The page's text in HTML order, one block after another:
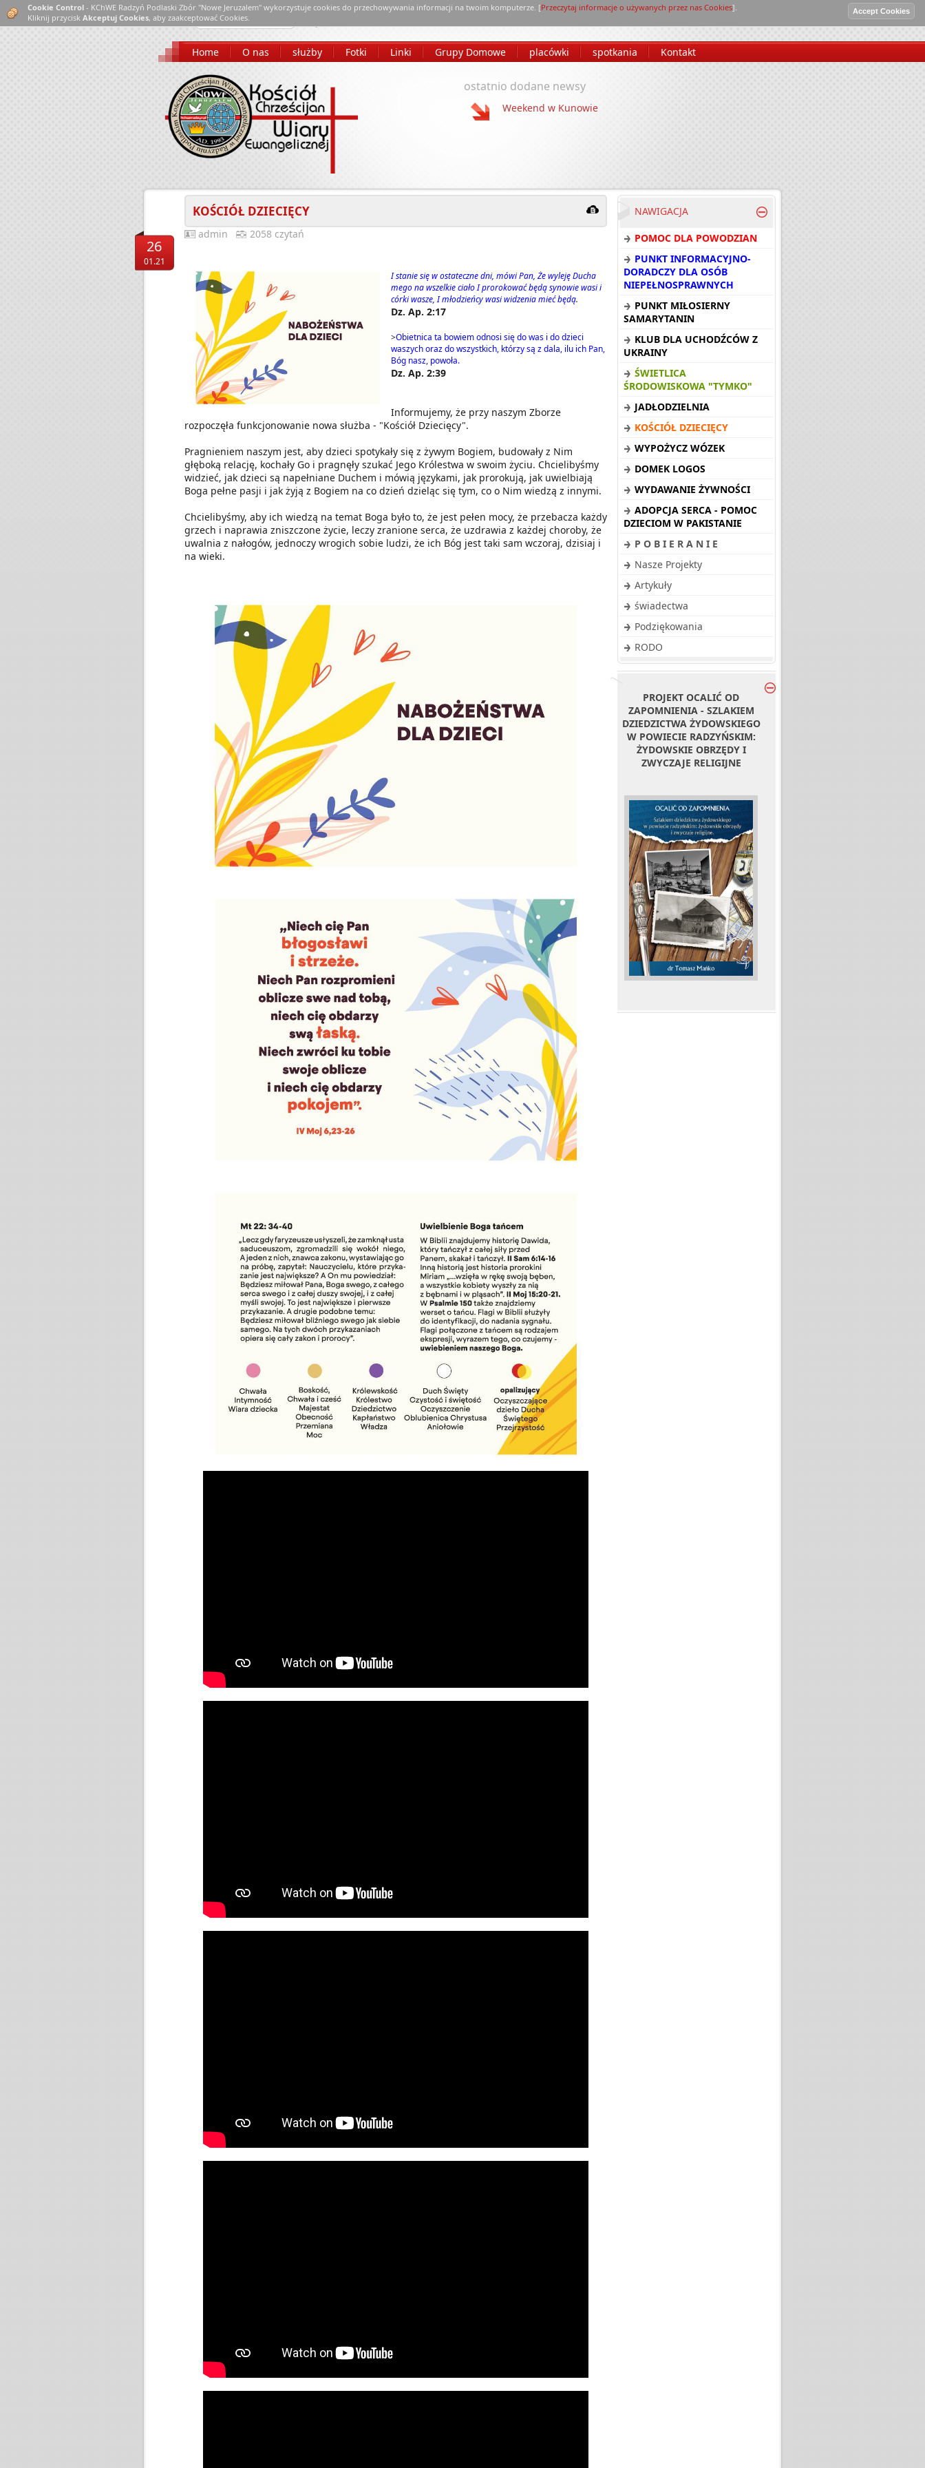
Home O nas służby Fotki Linki Grupy Domowe placówki spotkania Kontakt
Poczta
ostatnio dodane newsy
Weekend w Kunowie
Cookie Control - KChWE Radzyń Podlaski Zbór "Nowe Jeruzalem" wykorzystuje cookies do przechowywania informacji na twoim komputerze. [Przeczytaj informacje o używanych przez nas Cookies].
Kliknij przycisk Akceptuj Cookies, aby zaakceptować Cookies.
KOŚCIÓŁ DZIECIĘCY
26
01.21
admin 2058 czytań
I stanie się w ostateczne dni, mówi Pan, Że wyleję Ducha
mego na wszelkie ciało I prorokować będą synowie wasi i
córki wasze, I młodzieńcy wasi widzenia mieć będą.
Dz. Ap. 2:17
>Obietnica ta bowiem odnosi się do was i do dzieci
waszych oraz do wszystkich, którzy są z dala, ilu ich Pan,
Bóg nasz, powoła.
Dz. Ap. 2:39
Informujemy, że przy naszym Zborze
rozpoczęła funkcjonowanie nowa służba - "Kościół Dziecięcy".
Pragnieniem naszym jest, aby dzieci spotykały się z żywym Bogiem, budowały z Nim
głęboką relację, kochały Go i pragnęły szukać Jego Królestwa w swoim życiu. Chcielibyśmy
widzieć, jak dzieci są napełniane Duchem i mówią językami, jak prorokują, jak uwielbiają
Boga pełne pasji i jak żyją z Bogiem na co dzień dzieląc się tym, co o Nim wiedzą z innymi.
Chcielibyśmy, aby ich wiedzą na temat Boga było to, że jest pełen mocy, że przebacza każdy
grzech i naprawia zniszczone życie, leczy zranione serca, że uzdrawia z każdej choroby, że
uwalnia z nałogów, jednoczy wrogich sobie ludzi, że ich Bóg jest taki sam wczoraj, dzisiaj i
na wieki.
NAWIGACJA
POMOC DLA POWODZIAN
PUNKT INFORMACYJNO-
DORADCZY DLA OSÓB
NIEPEŁNOSPRAWNYCH
PUNKT MIŁOSIERNY
SAMARYTANIN
KLUB DLA UCHODŹCÓW Z
UKRAINY
ŚWIETLICA
ŚRODOWISKOWA "TYMKO"
JADŁODZIELNIA
KOŚCIÓŁ DZIECIĘCY
WYPOŻYCZ WÓZEK
DOMEK LOGOS
WYDAWANIE ŻYWNOŚCI
ADOPCJA SERCA - POMOC
DZIECIOM W PAKISTANIE
P O B I E R A N I E
Nasze Projekty
Artykuły
świadectwa
Podziękowania
RODO
PROJEKT OCALIĆ OD
ZAPOMNIENIA - SZLAKIEM
DZIEDZICTWA ŻYDOWSKIEGO
W POWIECIE RADZYŃSKIM:
ŻYDOWSKIE OBRZĘDY I
ZWYCZAJE RELIGIJNE